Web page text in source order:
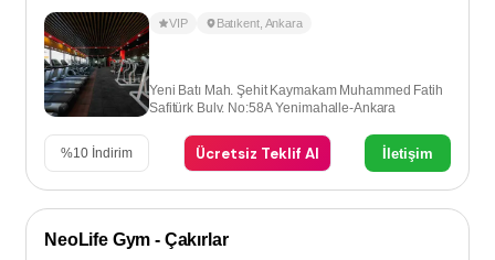
VIP Batıkent, Ankara
Yeni Batı Mah. Şehit Kaymakam Muhammed Fatih
Safitürk Bulv. No:58A Yenimahalle-Ankara
%10 İndirim Ücretsiz Teklif Al İletişim
NeoLife Gym - Çakırlar